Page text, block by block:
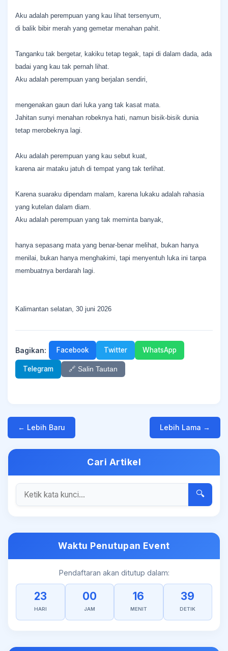
Aku adalah perempuan yang kau lihat tersenyum,
di balik bibir merah yang gemetar menahan pahit.
Tanganku tak bergetar, kakiku tetap tegak, tapi di dalam dada, ada
badai yang kau tak pernah lihat.
Aku adalah perempuan yang berjalan sendiri,
mengenakan gaun dari luka yang tak kasat mata.
Jahitan sunyi menahan robeknya hati, namun bisik-bisik dunia
tetap merobeknya lagi.
Aku adalah perempuan yang kau sebut kuat,
karena air mataku jatuh di tempat yang tak terlihat.
Karena suaraku dipendam malam, karena lukaku adalah rahasia
yang kutelan dalam diam.
Aku adalah perempuan yang tak meminta banyak,
hanya sepasang mata yang benar-benar melihat, bukan hanya
menilai, bukan hanya menghakimi, tapi menyentuh luka ini tanpa
membuatnya berdarah lagi.
Kalimantan selatan, 30 juni 2026
Bagikan: Facebook Twitter WhatsApp
Telegram 🔗 Salin Tautan
← Lebih Baru Lebih Lama →
Cari Artikel
🔍
Waktu Penutupan Event
Pendaftaran akan ditutup dalam:
23
HARI
00
JAM
16
MENIT
39
DETIK